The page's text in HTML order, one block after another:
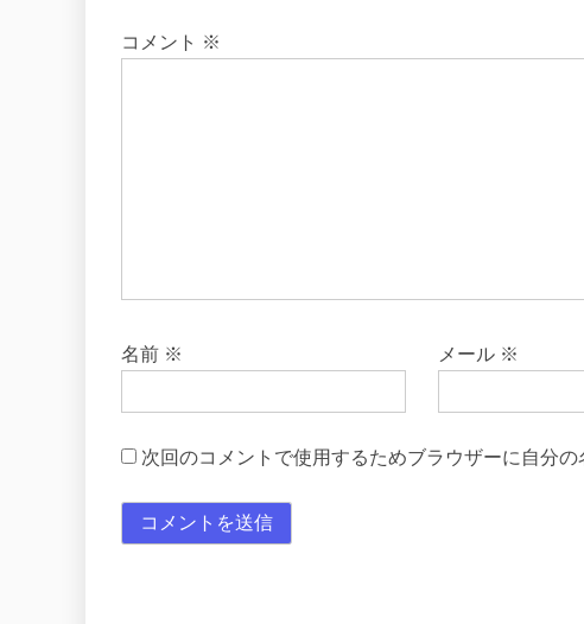
コメント ※
名前 ※ メール ※
次回のコメントで使用するためブラウザーに自分